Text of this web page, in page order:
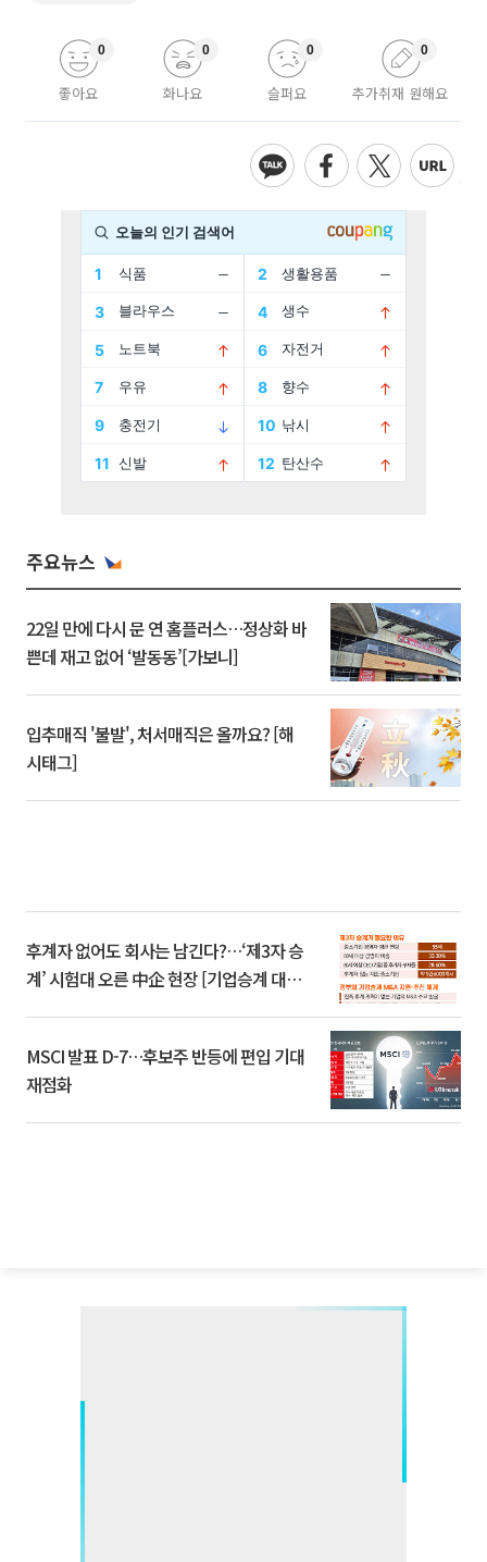
좋아요
0
화나요
0
슬퍼요
0
추가취재 원해요
0
주요뉴스
22일 만에 다시 문 연 홈플러스…정상화 바
쁜데 재고 없어 ‘발동동’[가보니]
입추매직 '불발', 처서매직은 올까요? [해
시태그]
후계자 없어도 회사는 남긴다?…‘제3자 승
계’ 시험대 오른 中企 현장 [기업승계 대전
MSCI 발표 D-7…후보주 반등에 편입 기대
재점화